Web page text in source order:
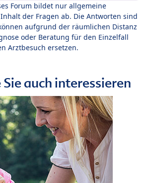
Forum bildet nur allgemeine
der Fragen ab. Die Antworten sind
aufgrund der räumlichen Distanz
oder Beratung für den Einzelfall
Arztbesuch ersetzen.
auch interessieren